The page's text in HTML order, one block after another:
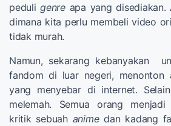
peduligenre apa yang
dimana kita perlu membeli video
tidak murah.
Namun, sekarang kebanyakan
fandom di luar negeri, menonton
yang menyebar di internet.
melemah. Semua orang
kritik sebuah animedan kadang